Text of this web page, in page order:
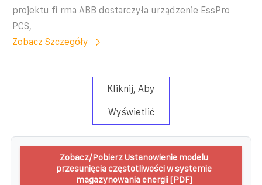
projektu ﬁ rma ABB dostarczyła urządzenie EssPro
PCS,
Zobacz Szczegóły
Kliknij, Aby
Wyświetlić
Zobacz/Pobierz Ustanowienie modelu
przesunięcia częstotliwości w systemie
magazynowania energii [PDF]